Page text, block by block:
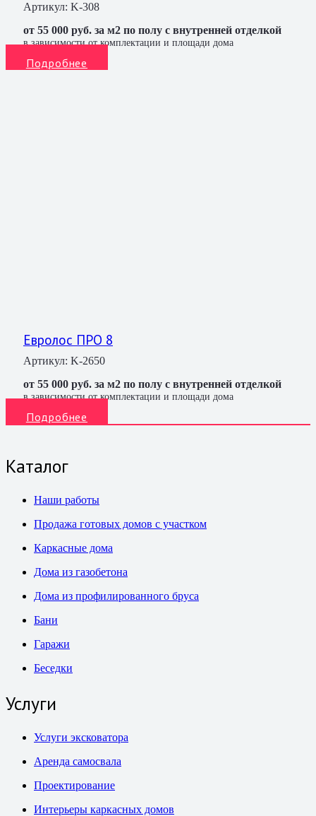
Артикул: K-308
от 55 000 руб. за м2 по полу с внутренней отделкой
в зависимости от комплектации и площади дома
Подробнее
Евролос ПРО 8
Артикул: K-2650
от 55 000 руб. за м2 по полу с внутренней отделкой
в зависимости от комплектации и площади дома
Подробнее
Каталог
Наши работы
Продажа готовых домов с участком
Каркасные дома
Дома из газобетона
Дома из профилированного бруса
Бани
Гаражи
Беседки
Услуги
Услуги эксковатора
Аренда самосвала
Проектирование
Интерьеры каркасных домов